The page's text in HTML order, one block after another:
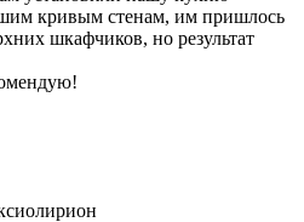
кривым стенам, им пришлось
шкафчиков, но результат